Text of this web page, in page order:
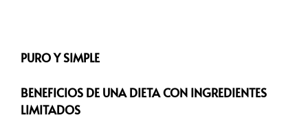
PURO Y SIMPLE
BENEFICIOS DE UNA DIETA CON INGREDIENTES
LIMITADOS